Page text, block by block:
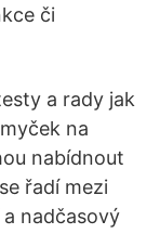
či
a rady jak
na
nabídnout
řadí mezi
nadčasový